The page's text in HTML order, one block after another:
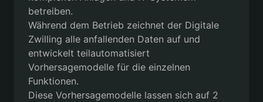
betreiben.
Während dem Betrieb zeichnet der Digitale
Zwilling alle anfallenden Daten auf und
entwickelt teilautomatisiert
Vorhersagemodelle für die einzelnen
Funktionen.
Diese Vorhersagemodelle lassen sich auf 2